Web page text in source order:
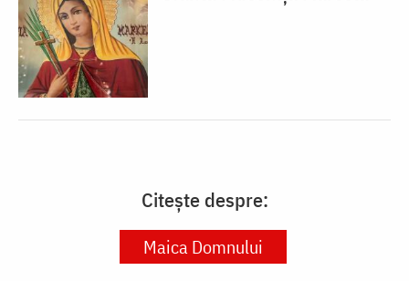
Citește despre:
Maica Domnului